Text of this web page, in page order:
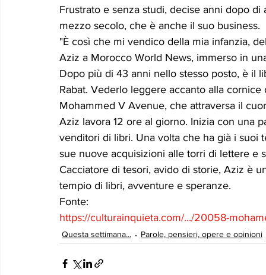
Frustrato e senza studi, decise anni dopo
mezzo secolo, che è anche il suo business.
"È così che mi vendico della mia infanzia,
Aziz a Morocco World News, immerso in
Dopo più di 43 anni nello stesso posto, è il
Rabat. Vederlo leggere accanto alla
Mohammed V Avenue, che attraversa il
Aziz lavora 12 ore al giorno. Inizia con una
venditori di libri. Una volta che ha già i suoi
sue nuove acquisizioni alle torri di lettere e
Cacciatore di tesori, avido di storie, Aziz è
tempio di libri, avventure e speranze.
Fonte:
https://culturainquieta.com/.../20058-
Questa settimana... Parole, pensieri, opere e opinioni